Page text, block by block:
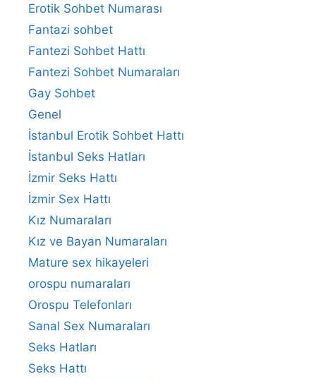
Erotik Sohbet Numarası
Fantazi sohbet
Fantezi Sohbet Hattı
Fantezi Sohbet Numaraları
Gay Sohbet
Genel
İstanbul Erotik Sohbet Hattı
İstanbul Seks Hatları
İzmir Seks Hattı
İzmir Sex Hattı
Kız Numaraları
Kız ve Bayan Numaraları
Mature sex hikayeleri
orospu numaraları
Orospu Telefonları
Sanal Sex Numaraları
Seks Hatları
Seks Hattı